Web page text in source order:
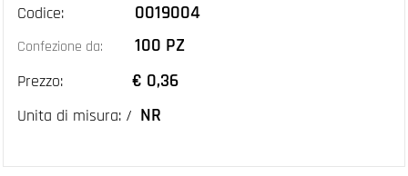
Codice: 0019004
Confezione da: 100 PZ
Prezzo: € 0,36
Unita di misura: / NR